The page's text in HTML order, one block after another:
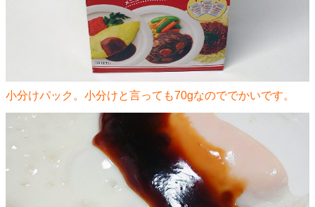
小分けパック。小分けと言っても70gなのででかいです。